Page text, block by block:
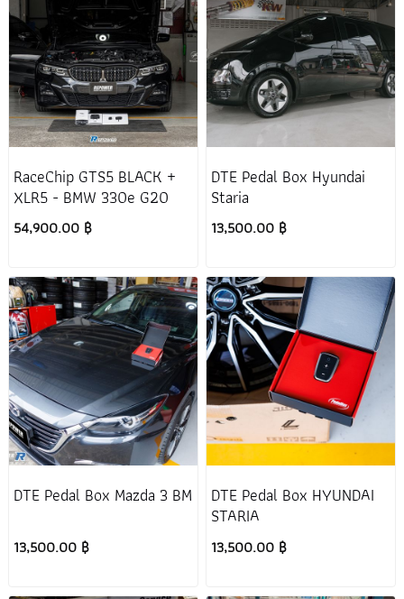
RaceChip GTS5 BLACK +
XLR5 - BMW 330e G20
54,900.00 ฿
DTE Pedal Box Hyundai
Staria
13,500.00 ฿
DTE Pedal Box Mazda 3 BM
13,500.00 ฿
DTE Pedal Box HYUNDAI
STARIA
13,500.00 ฿